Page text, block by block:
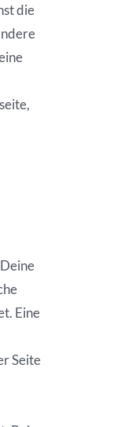
die
Eine
Seite